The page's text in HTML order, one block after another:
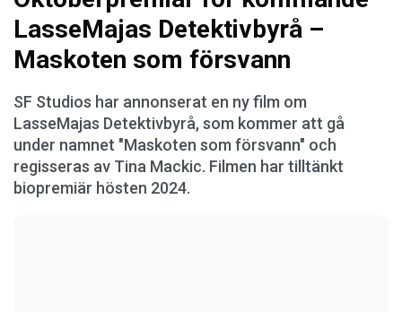
LasseMajas Detektivbyrå –
Maskoten som försvann
SF Studios har annonserat en ny film om
LasseMajas Detektivbyrå, som kommer att gå
under namnet "Maskoten som försvann" och
regisseras av Tina Mackic. Filmen har tilltänkt
biopremiär hösten 2024.